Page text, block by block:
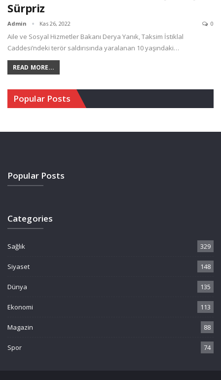
Sürpriz
Admin Kas 26, 2022 0
Aile ve Sosyal Hizmetler Bakanı Derya Yanık, Taksim İstiklal
Caddesi’ndeki terör saldırısında yaralanan 10 yaşındaki…
READ MORE...
Popular Posts
Popular Posts
Categories
Sağlık 329
Siyaset 148
Dünya 135
Ekonomi 113
Magazin 88
Spor 74